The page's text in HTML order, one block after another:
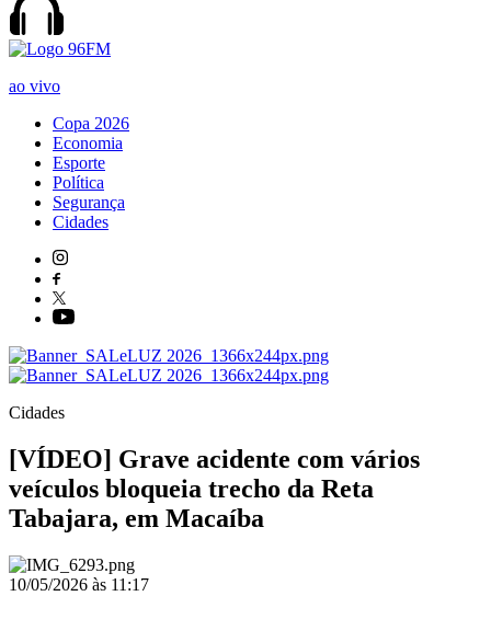
ao vivo
Copa 2026
Economia
Esporte
Política
Segurança
Cidades
Cidades
[VÍDEO] Grave acidente com vários
veículos bloqueia trecho da Reta
Tabajara, em Macaíba
10/05/2026 às 11:17